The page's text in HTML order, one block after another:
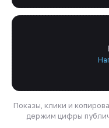
Показы, клики и
держим цифры